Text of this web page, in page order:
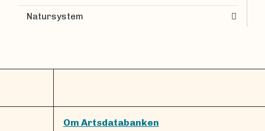
Natursystem
Om Artsdatabanken